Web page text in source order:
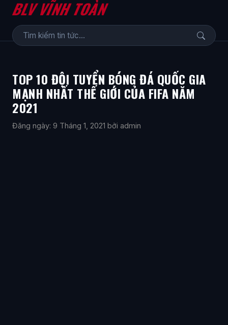
BLV VĨNH TOÀN
TOP 10 ĐỘI TUYỂN BÓNG ĐÁ QUỐC GIA
MẠNH NHẤT THẾ GIỚI CỦA FIFA NĂM
2021
Đăng ngày: 9 Tháng 1, 2021 bởi admin